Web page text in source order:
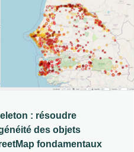
: résoudre
des objets
fondamentaux